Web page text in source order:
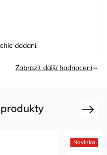
dodani.
Zobrazit další hodnocení
Novinka
Next